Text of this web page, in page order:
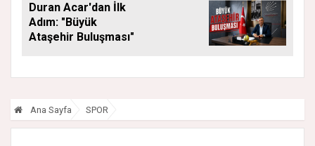
SÜRÜYOR
Duran Acar'dan İlk
Adım: "Büyük
Ataşehir Buluşması"
Ana Sayfa SPOR